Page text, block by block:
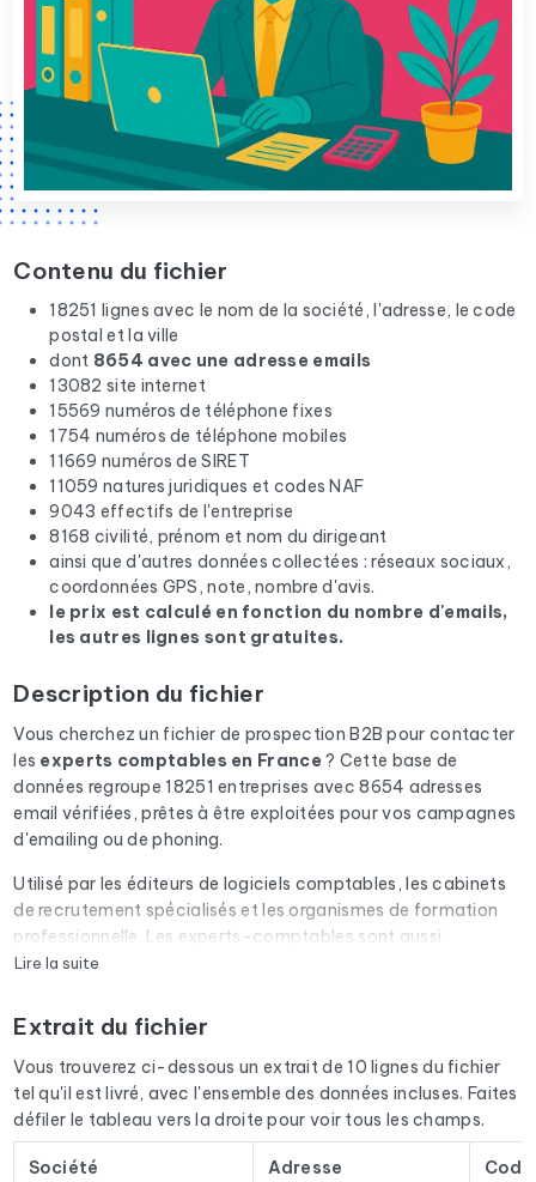
Contenu du fichier
18251 lignes avec le nom de la société, l'adresse, le code
postal et la ville
dont 8654 avec une adresse emails
13082 site internet
15569 numéros de téléphone fixes
1754 numéros de téléphone mobiles
11669 numéros de SIRET
11059 natures juridiques et codes NAF
9043 effectifs de l'entreprise
8168 civilité, prénom et nom du dirigeant
ainsi que d'autres données collectées : réseaux sociaux,
coordonnées GPS, note, nombre d'avis.
le prix est calculé en fonction du nombre d'emails,
les autres lignes sont gratuites.
Description du fichier
Vous cherchez un fichier de prospection B2B pour contacter
les experts comptables en France ? Cette base de
données regroupe 18251 entreprises avec 8654 adresses
email vérifiées, prêtes à être exploitées pour vos campagnes
d'emailing ou de phoning.
Utilisé par les éditeurs de logiciels comptables, les cabinets
de recrutement spécialisés et les organismes de formation
professionnelle. Les experts-comptables sont aussi
prescripteurs auprès de leurs clients TPE/PME.
automatique via Cleanmylist.email avant d'être inclus. Les
adresses invalides, les boîtes pleines et les domaines expirés
sont retirés. Résultat : un taux de bounce bas et des
campagnes qui arrivent en boîte de réception.
Le fichier ne se limite pas aux emails. Pour chaque entreprise,
Lire la suite
Extrait du fichier
Vous trouverez ci-dessous un extrait de 10 lignes du fichier
tel qu'il est livré, avec l'ensemble des données incluses. Faites
défiler le tableau vers la droite pour voir tous les champs.
Société Adresse